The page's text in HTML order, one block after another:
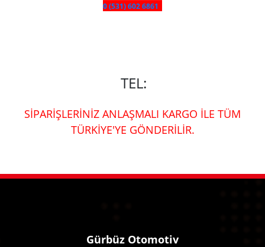
0 (531) 602 6861
TEL:
SİPARİŞLERİNİZ ANLAŞMALI KARGO İLE TÜM
TÜRKİYE'YE GÖNDERİLİR.
Gürbüz Otomotiv